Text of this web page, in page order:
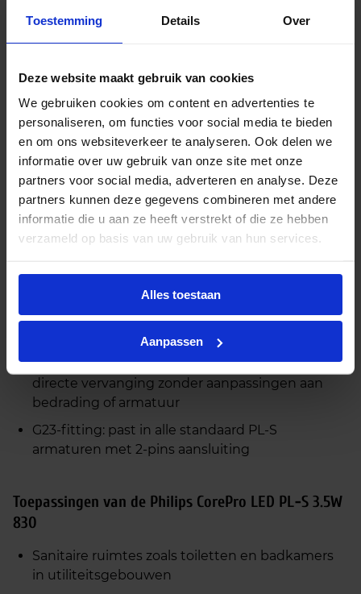
Toestemming Details Over
Deze website maakt gebruik van cookies
We gebruiken cookies om content en advertenties te
personaliseren, om functies voor social media te bieden
en om ons websiteverkeer te analyseren. Ook delen we
informatie over uw gebruik van onze site met onze
partners voor social media, adverteren en analyse. Deze
partners kunnen deze gegevens combineren met andere
informatie die u aan ze heeft verstrekt of die ze hebben
verzameld op basis van uw gebruik van hun services.
Alles toestaan
Aanpassen
zoals gangen, sanitaire ruimtes, wachtruimtes en
CRI van 80–89, wat zorgt voor een natuurgetrouwe
De CorePro LED PL‑S levert een gelijkmatige
lichtverdeling zonder flikkering of opwarmtijd. De
lamp is niet dimbaar, wat bijdraagt aan een stabiele
en constante lichtprestatie. Met een levensduur
van circa 30.000 uur is dit een duurzame en
onderhoudsarme oplossing voor professioneel
gebruik. De lichtopbrengst ligt rond de 350–400
PL‑S lamp.
Conventioneel voorschakelapparaat (EM):
directe vervanging zonder aanpassingen aan
bedrading of armatuur
G23‑fitting: past in alle standaard PL‑S
armaturen met 2‑pins aansluiting
Toepassingen van de Philips CorePro LED PL‑S 3.5W
830
Sanitaire ruimtes zoals toiletten en badkamers
in utiliteitsgebouwen